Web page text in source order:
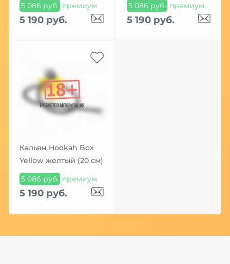
5 086 руб. премиум
5 190 руб.
5 086 руб. премиум
5 190 руб.
Кальян Hookah Box
Yellow желтый (20 см)
5 086 руб. премиум
5 190 руб.